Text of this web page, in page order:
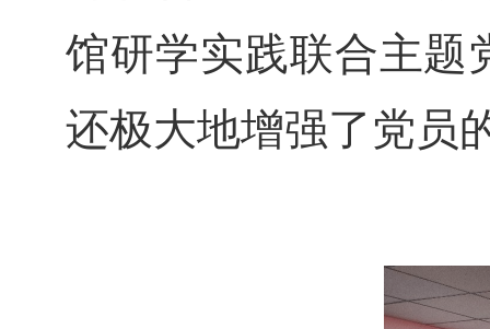
馆研学实践联合主题
还极大地增强了党员